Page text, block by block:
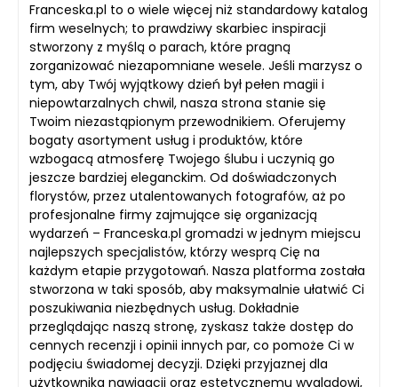
Franceska.pl to o wiele więcej niż standardowy katalog
firm weselnych; to prawdziwy skarbiec inspiracji
stworzony z myślą o parach, które pragną
zorganizować niezapomniane wesele. Jeśli marzysz o
tym, aby Twój wyjątkowy dzień był pełen magii i
niepowtarzalnych chwil, nasza strona stanie się
Twoim niezastąpionym przewodnikiem. Oferujemy
bogaty asortyment usług i produktów, które
wzbogacą atmosferę Twojego ślubu i uczynią go
jeszcze bardziej eleganckim. Od doświadczonych
florystów, przez utalentowanych fotografów, aż po
profesjonalne firmy zajmujące się organizacją
wydarzeń – Franceska.pl gromadzi w jednym miejscu
najlepszych specjalistów, którzy wesprą Cię na
każdym etapie przygotowań. Nasza platforma została
stworzona w taki sposób, aby maksymalnie ułatwić Ci
poszukiwania niezbędnych usług. Dokładnie
przeglądając naszą stronę, zyskasz także dostęp do
cennych recenzji i opinii innych par, co pomoże Ci w
podjęciu świadomej decyzji. Dzięki przyjaznej dla
użytkownika nawigacji oraz estetycznemu wyglądowi,